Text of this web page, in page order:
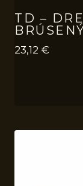
TD –
23,12 €